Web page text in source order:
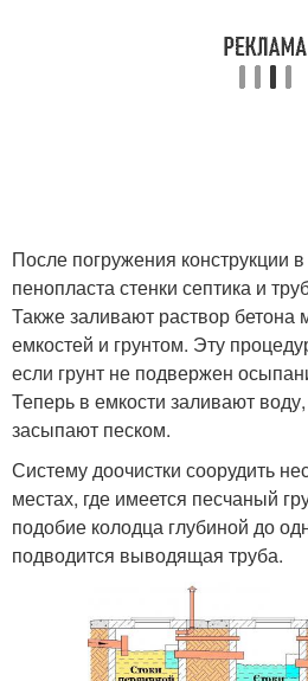
После погружения конструкции
пенопласта стенки септика и
Также заливают раствор бетона
емкостей и грунтом. Эту
если грунт не подвержен
Теперь в емкости заливают
засыпают песком.
Систему доочистки соорудить
местах, где имеется песчаный
подобие колодца глубиной до
подводится выводящая труба.